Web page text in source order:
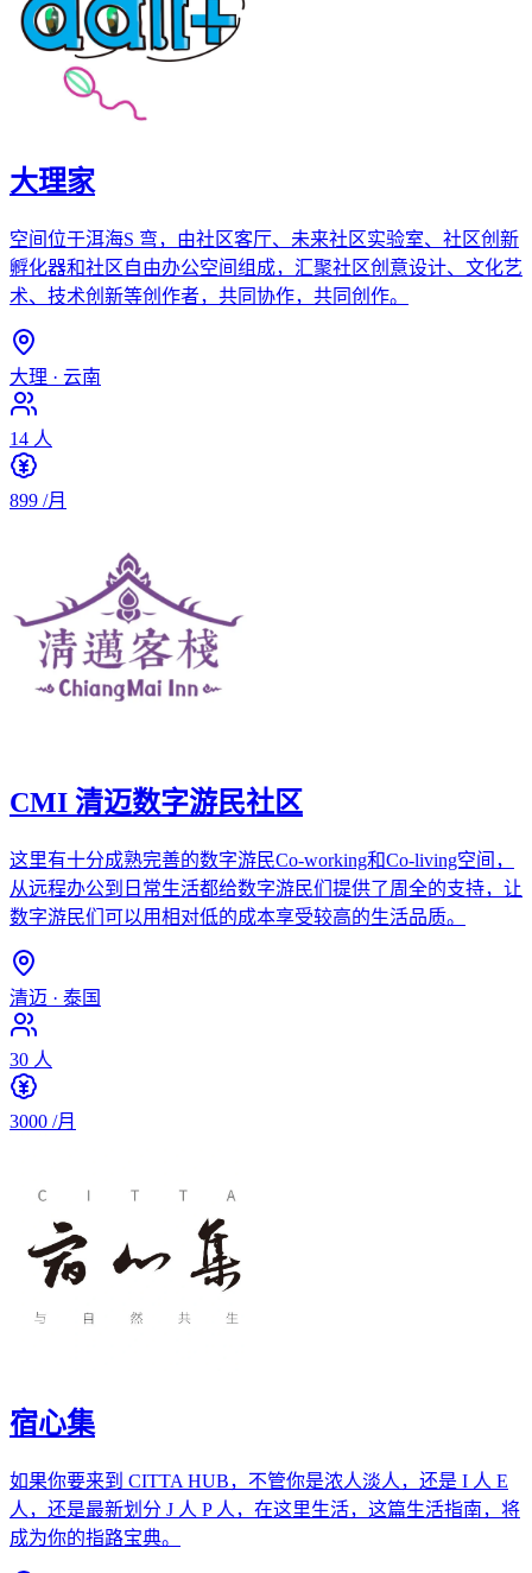
大理家
空间位于洱海S 弯，由社区客厅、未来社区实验室、社区创新
孵化器和社区自由办公空间组成，汇聚社区创意设计、文化艺
术、技术创新等创作者，共同协作，共同创作。
大理 · 云南
14 人
899 /月
CMI 清迈数字游民社区
这里有十分成熟完善的数字游民Co-working和Co-living空间，
从远程办公到日常生活都给数字游民们提供了周全的支持，让
数字游民们可以用相对低的成本享受较高的生活品质。
清迈 · 泰国
30 人
3000 /月
宿心集
如果你要来到 CITTA HUB，不管你是浓人淡人，还是 I 人 E
人，还是最新划分 J 人 P 人，在这里生活，这篇生活指南，将
成为你的指路宝典。